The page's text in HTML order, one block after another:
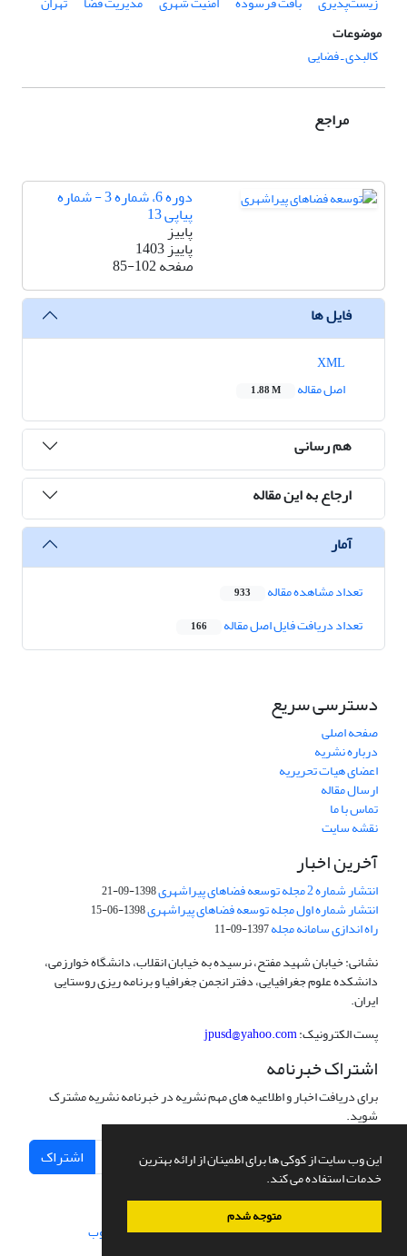
این وب سایت از کوکی ها برای اطمینان از ارائه بهترین
خدمات استفاده می کند.
متوجه شدم
موضوعات
کالبدی ـ فضایی
مراجع
دوره 6، شماره 3 - شماره
پیاپی 13
پاییز
پاییز 1403
صفحه85-102
فایل ها
اصل مقاله
1.88 M
هم رسانی
ارجاع به این مقاله
آمار
تعداد مشاهده مقاله 933
تعداد دریافت فایل اصل مقاله 166
دسترسی سریع
صفحه اصلی
درباره نشریه
اعضای هیات تحریریه
ارسال مقاله
تماس با ما
نقشه سایت
آخرین اخبار
انتشار شماره 2 مجله توسعه فضاهای پیراشهری 1398-09-21
انتشار شماره اول مجله توسعه فضاهای پیراشهری1398-06-15
راه اندازی سامانه مجله1397-09-11
نشانی: خیابان شهید مفتح، نرسیده به خیابان انقلاب، دانشگاه خوارزمی،
دانشکده علوم جغرافیایی، دفتر انجمن جغرافیا و برنامه ریزی روستایی
ایران.
پست الکترونیک:jpusd@yahoo.com
اشتراک خبرنامه
برای دریافت اخبار و اطلاعیه های مهم نشریه در خبرنامه نشریه مشترک
شوید.
اشتراک
سامانه مدیریت نشریات علمی.طراحی و پیاده سازی از سیناوب